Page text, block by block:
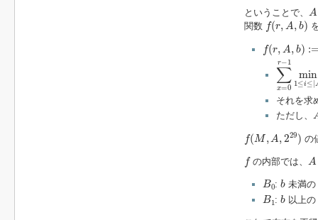
ということで、 A
A
関数 f(r, A, b)
f(r,A,b)
f(r, A , b) :
(r, b :=
r−1
∑
x=0
min
1≤i≤|
∑ x= r
それを求
ただし、
f(M,A,229)
(M A 2 29)
の
fの内部では、A
A
B0
B0 :b
b 未満
B1
B1 :b
b 以上